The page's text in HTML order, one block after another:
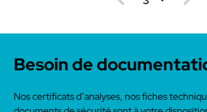
Besoin de
Nos certificats d’analyses, nos fiches